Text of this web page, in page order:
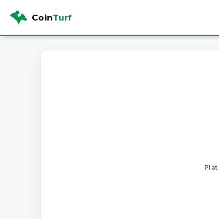
CoinTurf
Plat